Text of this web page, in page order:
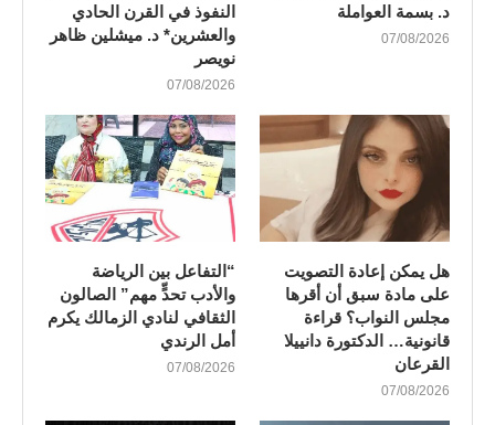
د. بسمة العواملة
07/08/2026
النفوذ في القرن الحادي
والعشرين* د. ميشلين ظاهر
نويصر
07/08/2026
هل يمكن إعادة التصويت
على مادة سبق أن أقرها
مجلس النواب؟ قراءة
قانونية… الدكتورة دانييلا
القرعان
07/08/2026
“التفاعل بين الرياضة
والأدب تحدٍّ مهم” الصالون
الثقافي لنادي الزمالك يكرم
أمل الرندي
07/08/2026